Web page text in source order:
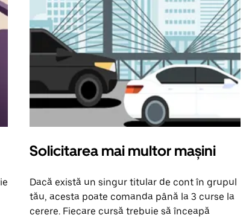
Solicitarea mai multor mașini
Dacă există un singur titular de cont în grupul
tău, acesta poate comanda până la 3 curse la
cerere. Fiecare cursă trebuie să înceapă